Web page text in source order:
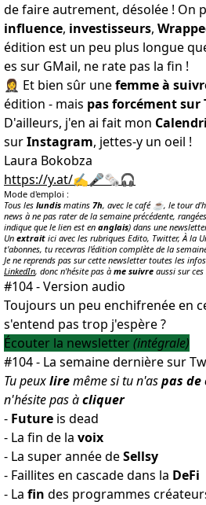
de faire autrement, désolée ! On
influence, investisseurs,
édition est un peu plus longue
es sur GMail, ne rate pas la fin !
🤵‍♀️ Et bien sûr unefemme à
édition - mais pas forcément
D'ailleurs, j'en ai fait mon
surInstagram, jettes-y un oeil !
Laura Bokobza
https://y.at/✍️🎤🗞️🎧
Mode d'emploi :
Tous les lundis matins 7h, avec le café ☕️, le tour
news à ne pas rater de la semaine précédente,
indique que le lien est en anglais) dans une
Un extrait ici avec les rubriques Edito, Twitter, À la
t'abonnes, tu recevras l'édition complète de la
Je ne reprends pas sur cette newsletter toutes les
LinkedIn, donc n'hésite pas à me suivre aussi sur ces
#104 - Version audio
Toujours un peu enchifrenée en
s'entend pas trop j'espère ?
Écouter la newsletter(intégrale)
#104 - La semaine dernière sur
Tu peuxliremême si tu n'aspas
n'hésite pas àcliquer
- Future is dead
- La fin de la voix
- La super annéedeSellsy
- Faillites en cascadedans la DeFi
- La fin des programmes